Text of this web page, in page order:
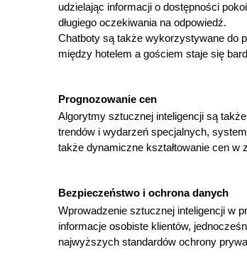
udzielając informacji o dostępności
długiego oczekiwania na odpowiedź.
Chatboty są także wykorzystywane do
między hotelem a gościem staje się
Prognozowanie cen
Algorytmy sztucznej inteligencji są
trendów i wydarzeń specjalnych,
także dynamiczne kształtowanie cen
Bezpieczeństwo i ochrona danych
Wprowadzenie sztucznej inteligencji w
informacje osobiste klientów,
najwyższych standardów ochrony